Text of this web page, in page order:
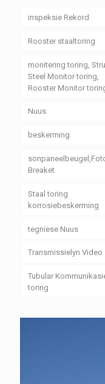
inspeksie Rekord
Rooster staaltoring
monitering toring,
Steel Monitor toring,
Rooster Monitor
Nuus
beskerming
Breaket
Staal toring
korrosiebeskerming
tegniese Nuus
Transmissielyn Video
Tubular
toring